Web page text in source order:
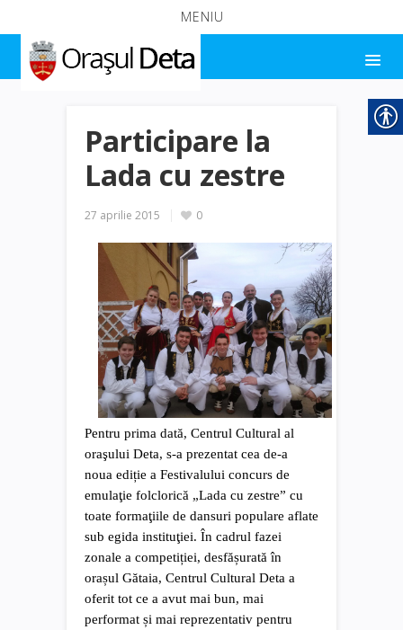
MENIU
Participare la
Lada cu zestre
27 aprilie 2015 0
Pentru prima dată, Centrul Cultural al
oraşului Deta, s-a prezentat cea de-a
noua ediție a Festivalului concurs de
emulaţie folclorică „Lada cu zestre” cu
toate formaţiile de dansuri populare aflate
sub egida instituţiei. În cadrul fazei
zonale a competiției, desfășurată în
orașul Gătaia, Centrul Cultural Deta a
oferit tot ce a avut mai bun, mai
performat și mai reprezentativ pentru